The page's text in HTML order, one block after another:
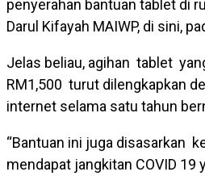
penyerahan bantuan tablet di
Darul Kifayah MAIWP, di sini,
Jelas beliau, agihan tablet
RM1,500 turut dilengkapkan
internet selama satu tahun
“Bantuan ini juga disasarkan
mendapat jangkitan COVID 19